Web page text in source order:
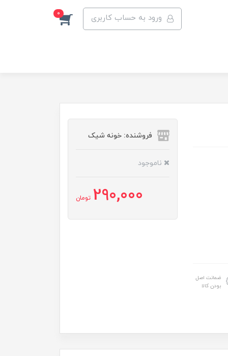
ورود به حساب کاربری 0
ضمانت اصل
بودن کالا
فروشنده: خونه شیک
ناموجود
290,000 تومان